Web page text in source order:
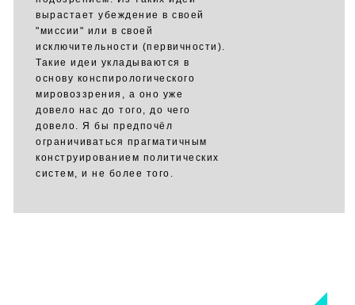
вырастает убеждение в своей
"миссии" или в своей
исключительности (первичности).
Такие идеи укладываются в
основу конспирологического
мировоззрения, а оно уже
довело нас до того, до чего
довело. Я бы предпочёл
ограничиваться прагматичным
конструированием политических
систем, и не более того.